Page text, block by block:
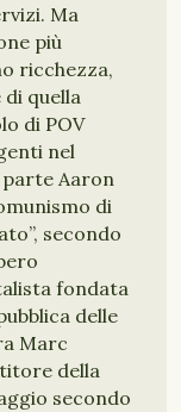
Ma
più
ricchezza,
di quella
di POV
nel
Aaron
di
secondo
fondata
delle
Marc
della
secondo